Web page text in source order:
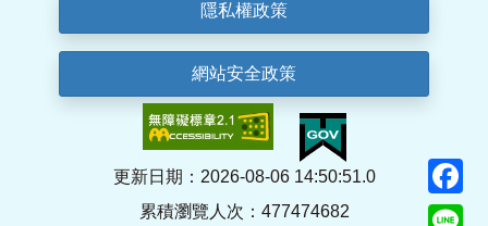
隱私權政策
網站安全政策
更新日期：2026-08-06 14:50:51.0
累積瀏覽人次：477474682